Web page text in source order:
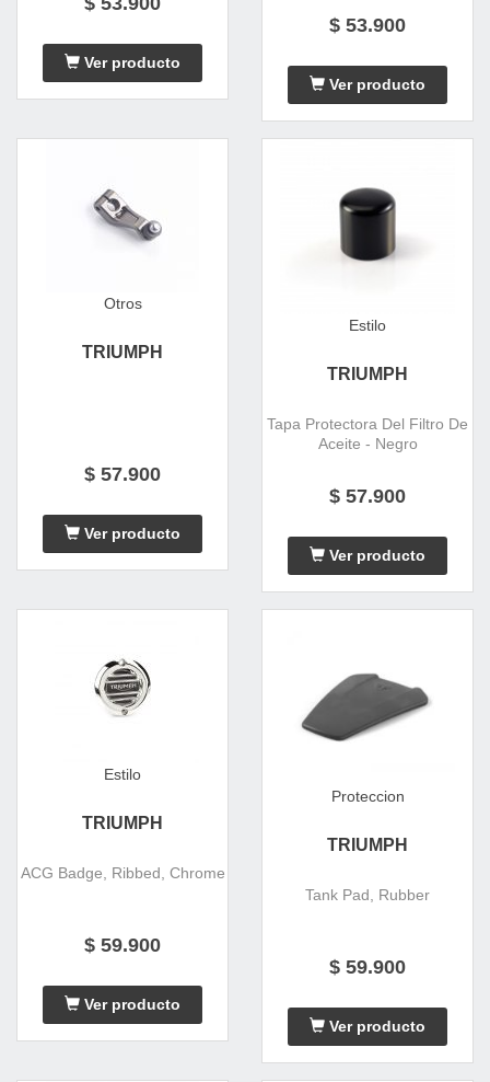
Ver producto
$ 53.900
Ver producto
Otros
TRIUMPH
$ 57.900
Ver producto
Estilo
TRIUMPH
Tapa Protectora Del Filtro De
Aceite - Negro
$ 57.900
Ver producto
Estilo
TRIUMPH
ACG Badge, Ribbed, Chrome
$ 59.900
Ver producto
Proteccion
TRIUMPH
Tank Pad, Rubber
$ 59.900
Ver producto